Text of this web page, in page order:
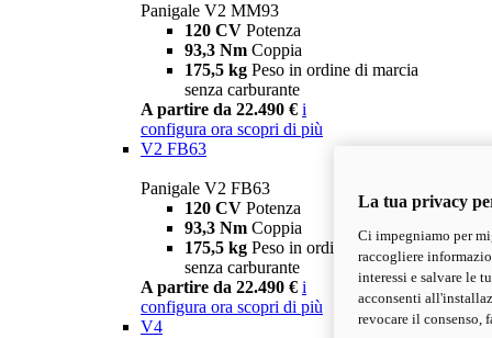
Panigale V2 MM93
120 CV Potenza
93,3 Nm Coppia
175,5 kg Peso in ordine di marcia
senza carburante
A partire da 22.490 € i
configura ora scopri di più
V2 FB63
Panigale V2 FB63
120 CV Potenza
93,3 Nm Coppia
175,5 kg Peso in ordine di marcia
senza carburante
A partire da 22.490 € i
configura ora scopri di più
V4
La tua privacy
Ci impegniamo per
raccogliere
interessi e salvare le
acconsenti
revocare il consenso,